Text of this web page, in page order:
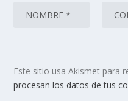
Este sitio usa Akismet para
procesan los datos de tus